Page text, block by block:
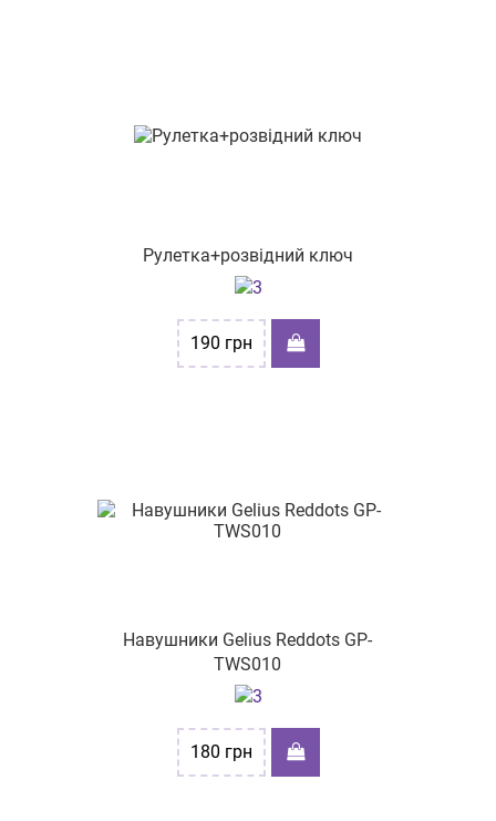
Рулетка+розвідний ключ
190 грн
Навушники Gelius Reddots GP-
TWS010
180 грн